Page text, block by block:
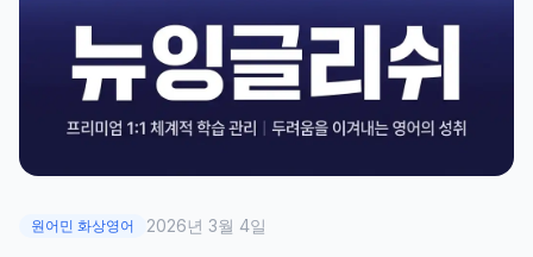
원어민 화상영어 2026년 3월 4일